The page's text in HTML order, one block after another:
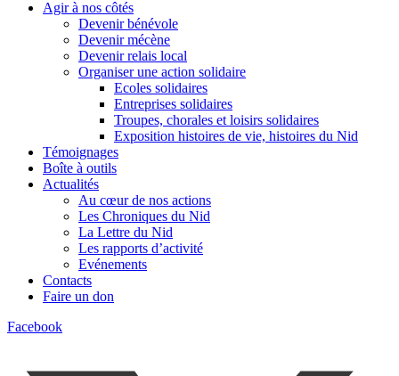
Agir à nos côtés
Devenir bénévole
Devenir mécène
Devenir relais local
Organiser une action solidaire
Ecoles solidaires
Entreprises solidaires
Troupes, chorales et loisirs solidaires
Exposition histoires de vie, histoires du Nid
Témoignages
Boîte à outils
Actualités
Au cœur de nos actions
Les Chroniques du Nid
La Lettre du Nid
Les rapports d’activité
Evénements
Contacts
Faire un don
Facebook